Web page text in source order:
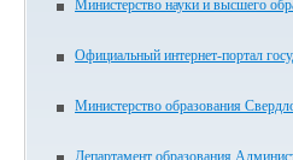
Министерство науки и высшего
Официальный интернет-портал
Министерство образования
Департамент образования